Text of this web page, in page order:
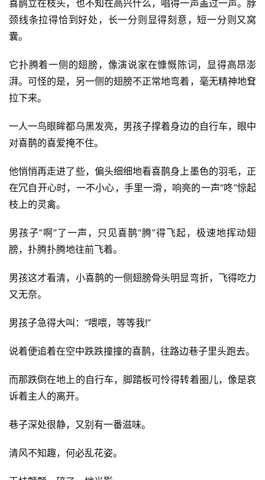
喜鹊立在枝头，也不知在高兴什么，唱得一声盖过一声。脖
颈线条拉得恰到好处，长一分则显得刻意，短一分则又窝
囊。
它扑腾着一侧的翅膀，像演说家在慷慨陈词，显得高昂澎
湃。可怪的是，另一侧的翅膀不正常地弯着，毫无精神地耷
拉下来。
一人一鸟眼眸都乌黑发亮，男孩子撑着身边的自行车，眼中
对喜鹊的喜爱掩不住。
他悄悄再走进了些，偏头细细地看喜鹊身上墨色的羽毛，正
在冗自开心时，一不小心，手里一滑，响亮的一声“咚”惊起
枝上的灵禽。
男孩子“啊”了一声，只见喜鹊“腾”得飞起，极速地挥动翅
膀，扑腾扑腾地往前飞着。
男孩这才看清，小喜鹊的一侧翅膀骨头明显弯折，飞得吃力
又无奈。
男孩子急得大叫：“喂喂，等等我!”
说着便追着在空中跌跌撞撞的喜鹊，往路边巷子里头跑去。
而那跌倒在地上的自行车，脚踏板可怜得转着圈儿，像是哀
诉着主人的离开。
巷子深处很静，又别有一番滋味。
清风不知趣，何必乱花姿。